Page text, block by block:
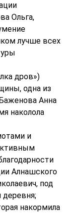
Ольга,
лучше всех
дров»)
одна из
Анна
наколола
и
Алнашского
под
деревня;
накормила